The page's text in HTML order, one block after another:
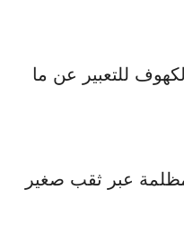
للتعبير عن ما
عبر ثقب صغير